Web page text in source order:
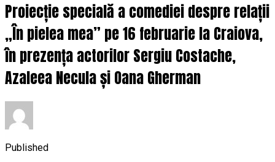
Proiecție specială a comediei despre relații
„În pielea mea” pe 16 februarie la Craiova,
în prezența actorilor Sergiu Costache,
Azaleea Necula și Oana Gherman
Published